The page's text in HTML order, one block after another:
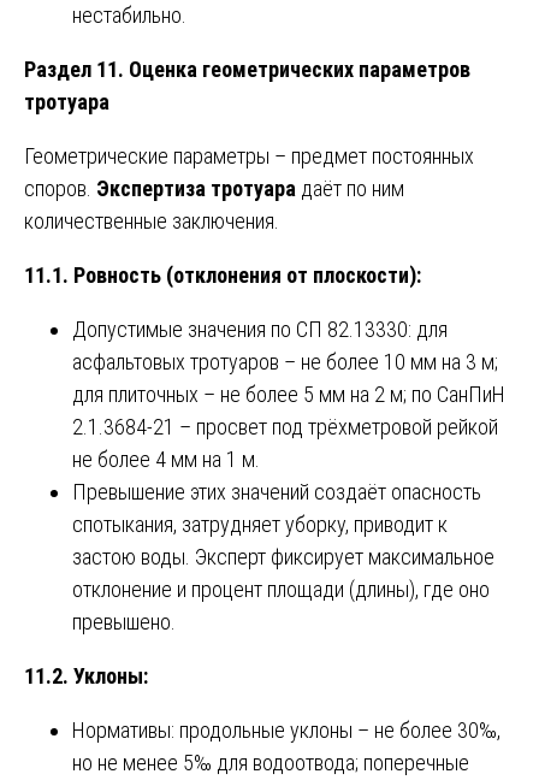
нестабильно.
Раздел 11. Оценка геометрических параметров
тротуара
Геометрические параметры – предмет постоянных
споров. Экспертиза тротуара даёт по ним
количественные заключения.
11.1. Ровность (отклонения от плоскости):
Допустимые значения по СП 82.13330: для
асфальтовых тротуаров – не более 10 мм на 3 м;
для плиточных – не более 5 мм на 2 м; по СанПиН
2.1.3684-21 – просвет под трёхметровой рейкой
не более 4 мм на 1 м.
Превышение этих значений создаёт опасность
спотыкания, затрудняет уборку, приводит к
застою воды. Эксперт фиксирует максимальное
отклонение и процент площади (длины), где оно
превышено.
11.2. Уклоны:
Нормативы: продольные уклоны – не более 30‰,
но не менее 5‰ для водоотвода; поперечные